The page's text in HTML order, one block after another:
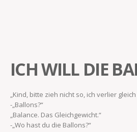
ICH WILL DIE
„Kind, bitte zieh nicht so, ich verlier
-„Ballons?“
„Balance. Das Gleichgewicht.“
-„Wo hast du die Ballons?“